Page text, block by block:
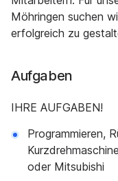
Möhringen suchen
erfolgreich zu
Aufgaben
IHRE AUFGABEN!
Programmieren,
oder Mitsubishi